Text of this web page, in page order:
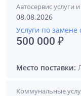
Автосервис услуги
08.08.2026
Услуги по замене
500 000 ₽
Место поставки:
Коммунальные